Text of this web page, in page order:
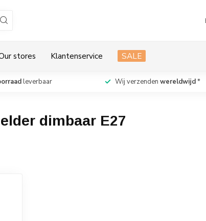
stores Klantenservice SALE
leverbaar Wij verzenden wereldwijd*
dimbaar E27